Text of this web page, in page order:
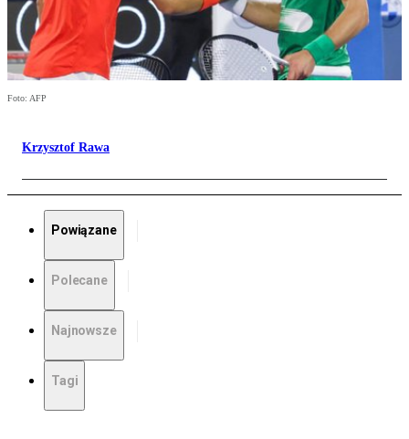
Foto: AFP
Krzysztof Rawa
Powiązane
Polecane
Najnowsze
Tagi